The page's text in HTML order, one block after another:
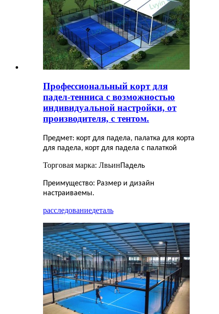
Профессиональный корт для
падел-тенниса с возможностью
индивидуальной настройки, от
производителя, с тентом.
Предмет: корт для падела, палатка для корта
для падела, корт для падела с палаткой
Торговая марка: Лвьин Падель
Преимущество: Размер и дизайн
настраиваемы.
расследованиедеталь